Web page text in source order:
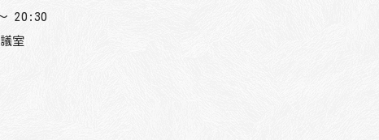
20:30
室